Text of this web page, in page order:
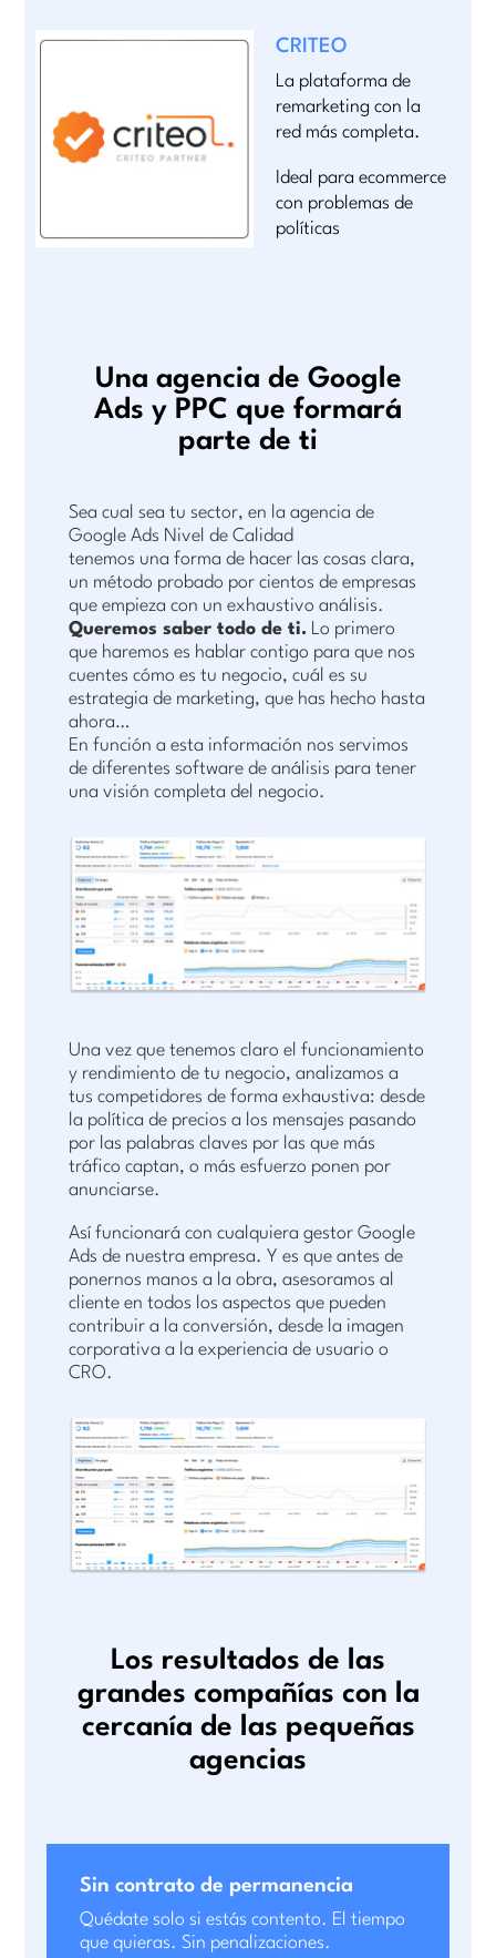
CRITEO
La plataforma de
remarketing con la
red más completa.
Ideal para ecommerce
con problemas de
políticas
Una agencia de Google
Ads y PPC que formará
parte de ti
Sea cual sea tu sector, en la agencia de
Google Ads Nivel de Calidad
tenemos una forma de hacer las cosas clara,
un método probado por cientos de empresas
que empieza con un exhaustivo análisis.
Queremos saber todo de ti. Lo primero
que haremos es hablar contigo para que nos
cuentes cómo es tu negocio, cuál es su
estrategia de marketing, que has hecho hasta
ahora…
En función a esta información nos servimos
de diferentes software de análisis para tener
una visión completa del negocio.
Una vez que tenemos claro el funcionamiento
y rendimiento de tu negocio, analizamos a
tus competidores de forma exhaustiva: desde
la política de precios a los mensajes pasando
por las palabras claves por las que más
tráfico captan, o más esfuerzo ponen por
anunciarse.
Así funcionará con cualquiera gestor Google
Ads de nuestra empresa. Y es que antes de
ponernos manos a la obra, asesoramos al
cliente en todos los aspectos que pueden
contribuir a la conversión, desde la imagen
corporativa a la experiencia de usuario o
CRO.
Los resultados de las
grandes compañías con la
cercanía de las pequeñas
agencias
Sin contrato de permanencia
Quédate solo si estás contento. El tiempo
que quieras. Sin penalizaciones.